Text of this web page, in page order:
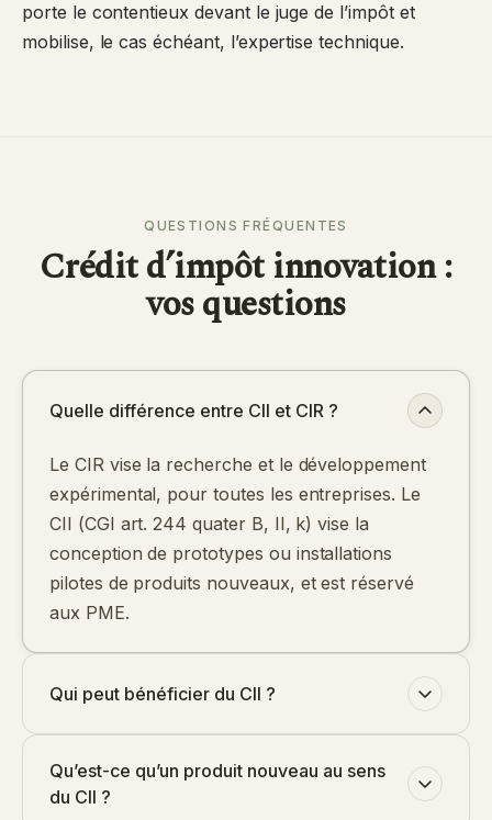
porte le contentieux devant le juge de l’impôt et
mobilise, le cas échéant, l’expertise technique.
QUESTIONS FRÉQUENTES
Crédit d’impôt innovation :
vos questions
Quelle différence entre CII et CIR ?
Le CIR vise la recherche et le développement
expérimental, pour toutes les entreprises. Le
CII (CGI art. 244 quater B, II, k) vise la
conception de prototypes ou installations
pilotes de produits nouveaux, et est réservé
aux PME.
Qui peut bénéficier du CII ?
Qu’est-ce qu’un produit nouveau au sens
du CII ?